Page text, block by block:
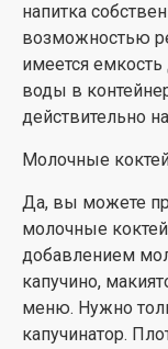
напитка
возможностью
имеется емкость
воды в
действительно
Молочные
Да, вы можете
молочные
добавлением
капучино,
меню. Нужно
капучинатор.